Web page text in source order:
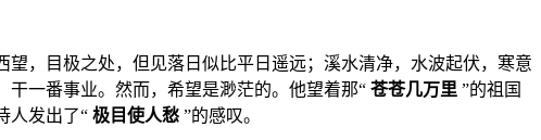
望，目极之处，但见落日似比平日遥远；溪水清净，水波起伏，寒意
一番事业。然而，希望是渺茫的。他望着那“ 苍苍几万里 ”的祖国
人发出了“ 极目使人愁 ”的感叹。